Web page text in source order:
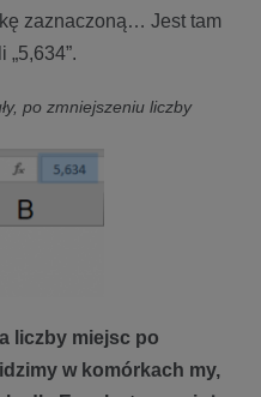
zaznaczoną… Jest tam
po zmniejszeniu liczby
liczby miejsc po
w komórkach my,